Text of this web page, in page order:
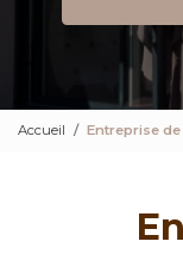
Accueil Entreprise